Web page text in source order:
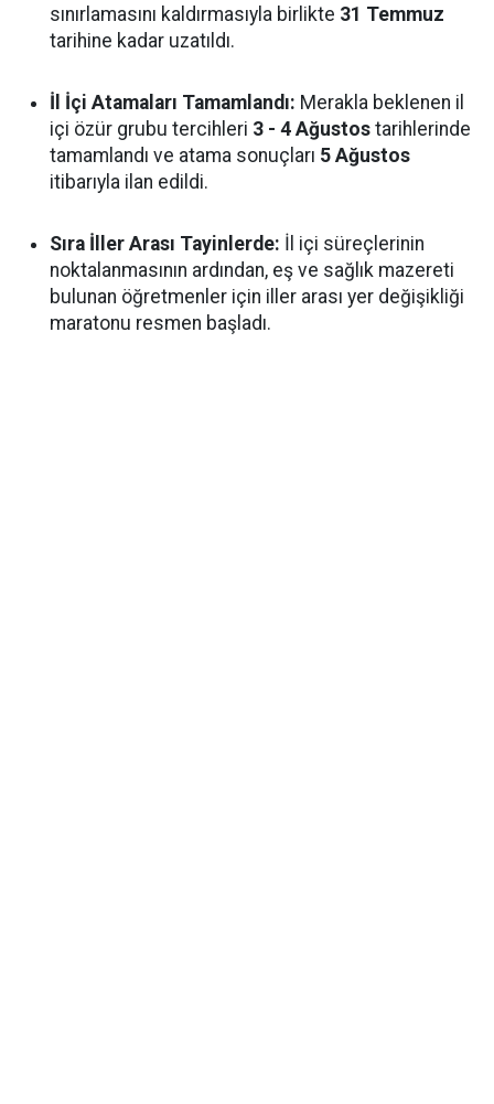
sınırlamasını kaldırmasıyla birlikte 31 Temmuz
tarihine kadar uzatıldı.
İl İçi Atamaları Tamamlandı: Merakla beklenen il
içi özür grubu tercihleri 3 - 4 Ağustos tarihlerinde
tamamlandı ve atama sonuçları 5 Ağustos
itibarıyla ilan edildi.
Sıra İller Arası Tayinlerde: İl içi süreçlerinin
noktalanmasının ardından, eş ve sağlık mazereti
bulunan öğretmenler için iller arası yer değişikliği
maratonu resmen başladı.